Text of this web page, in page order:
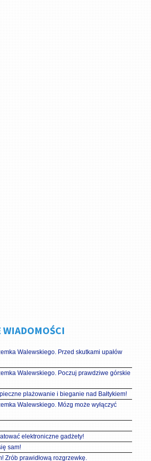
Walewskiego. Przed skutkami upałów
Walewskiego. Poczuj prawdziwe górskie
plażowanie i bieganie nad Bałtykiem!
Walewskiego. Mózg może wyłączyć
elektroniczne gadżety!
sam!
Zrób prawidłową rozgrzewkę.